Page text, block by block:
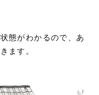
態がわかるので、あ
ます。